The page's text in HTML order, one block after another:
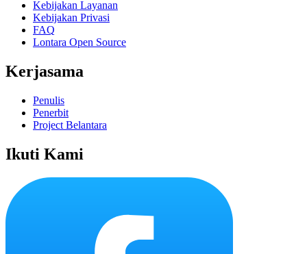
Kebijakan Layanan
Kebijakan Privasi
FAQ
Lontara Open Source
Kerjasama
Penulis
Penerbit
Project Belantara
Ikuti Kami